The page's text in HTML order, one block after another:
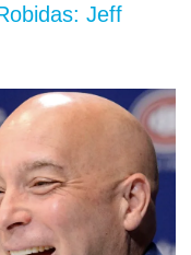
Jeff